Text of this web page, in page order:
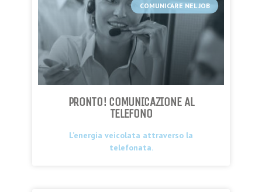
COMUNICARE NEL JOB
PRONTO! COMUNICAZIONE AL
TELEFONO
L’energia veicolata attraverso la
telefonata.